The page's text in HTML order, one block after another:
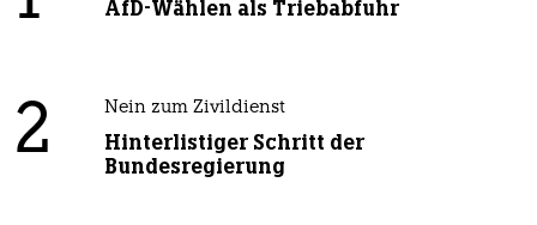
AfD-Wählen als Triebabfuhr
2 Nein zum Zivildienst
Hinterlistiger Schritt der
Bundesregierung